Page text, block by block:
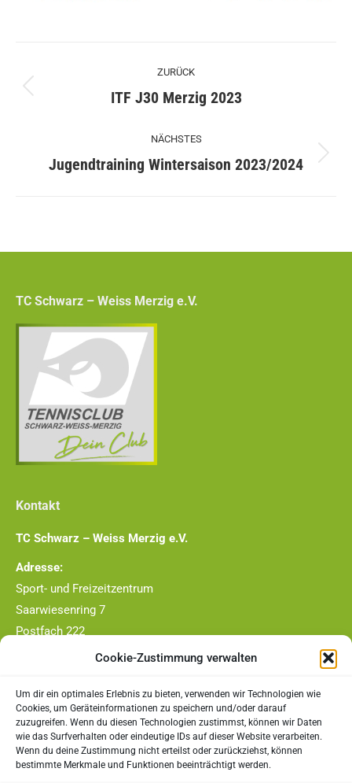
Cookie-Zustimmung verwalten
Um dir ein optimales Erlebnis zu bieten, verwenden wir Technologien wie
Cookies, um Geräteinformationen zu speichern und/oder darauf
zuzugreifen. Wenn du diesen Technologien zustimmst, können wir Daten
wie das Surfverhalten oder eindeutige IDs auf dieser Website verarbeiten.
Wenn du deine Zustimmung nicht erteilst oder zurückziehst, können
bestimmte Merkmale und Funktionen beeinträchtigt werden.
Kommentarnavigation
ZURÜCK
Vorheriger
ITF J30 Merzig 2023
NÄCHSTES
Nächster
Jugendtraining Wintersaison 2023/2024
TC Schwarz – Weiss Merzig e.V.
Kontakt
TC Schwarz – Weiss Merzig e.V.
Adresse:
Sport- und Freizeitzentrum
Saarwiesenring 7
Postfach 222
0177/4409790
E-Mail:
vorstand@tc-merzig.de